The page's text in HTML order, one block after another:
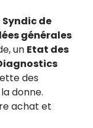
Syndic de
générales
un Etat des
des
donne.
achat et